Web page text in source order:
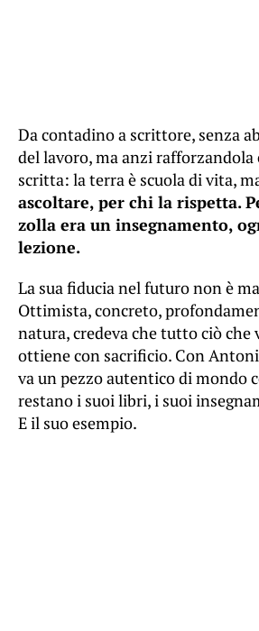
Da contadino a scrittore, senza
del lavoro, ma anzi rafforzandola
scritta: la terra è scuola di vita,
ascoltare, per chi la rispetta.
zolla era un insegnamento,
lezione.
La sua fiducia nel futuro non è
Ottimista, concreto,
natura, credeva che tutto ciò che
ottiene con sacrificio. Con
va un pezzo autentico di mondo
restano i suoi libri, i suoi
E il suo esempio.